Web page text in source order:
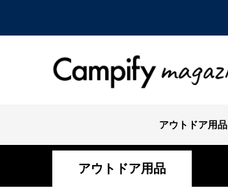
アウトドア用品
アウトドア用品